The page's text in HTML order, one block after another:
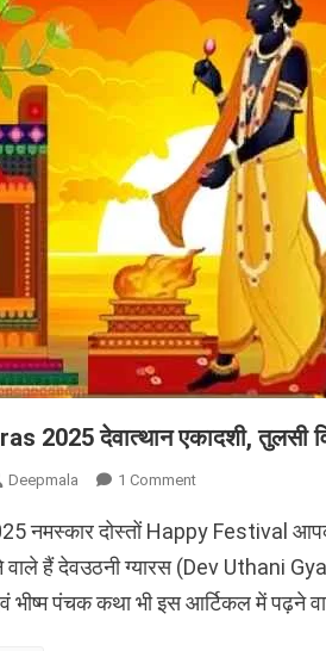
2025 देवात्थान एकादशी, तुलसी
Deepmala 1 CommentOn
Uthani
Gyaras
देवात्थान
नमस्कार दोस्तों Happy Festival
हैं देवउठनी ग्यारस (Dev Uthani
भीष्म पंचक कथा भी इस आर्टिकल में पढ़ने